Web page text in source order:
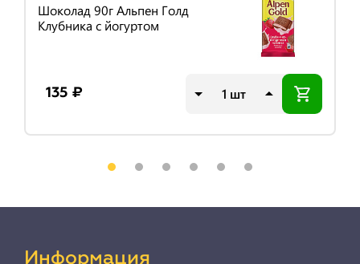
135 ₽
Шоколад 90г Альпен Голд
Клубника с йогуртом
шт
Информация